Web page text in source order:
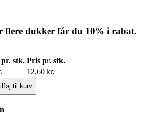
flere dukker får du 10% i rabat.
stk. Pris pr. stk.
12,60 kr.
til kurv